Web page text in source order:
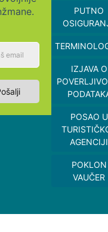
PUTNO
IZJAVA O
POSAO U
AGENCIJI
POKLON
VAUČER